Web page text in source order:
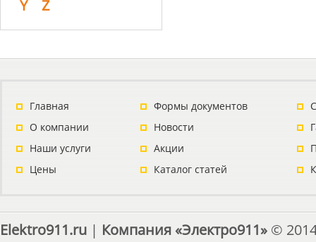
Y
Z
Главная
О компании
Наши услуги
Цены
Формы документов
Новости
Акции
Каталог статей
Elektro911.ru | Компания «Электро911» ©